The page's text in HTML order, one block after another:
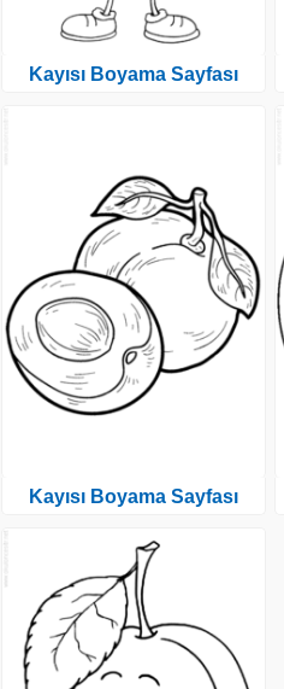
Kayısı Boyama Sayfası
Kayısı Boyama Sayfası